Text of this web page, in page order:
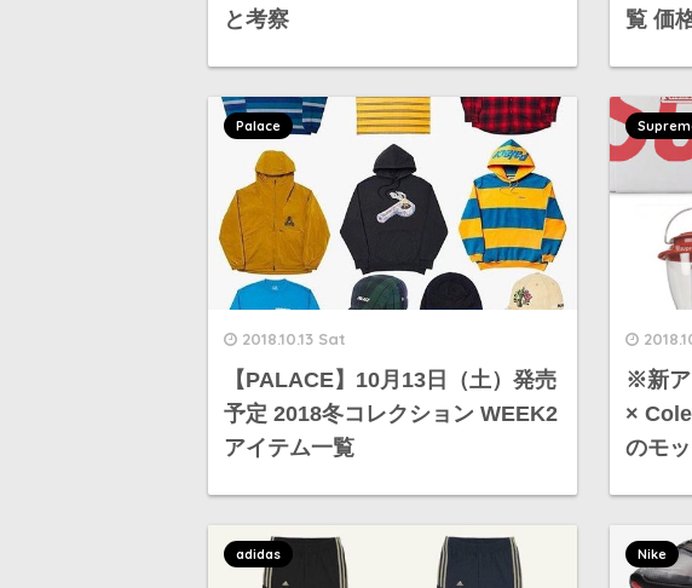
と考察
覧 価
2018.10.13 Sat
【PALACE】10月13日（土）発売
予定 2018冬コレクション WEEK2
アイテム一覧
Palace
※新ア
×
のモ
adidas Nike